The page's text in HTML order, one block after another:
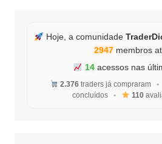
Hoje, a comunidade
2947 membros
14acessos nas
2.376traders já compraram •
concluídos
• 110